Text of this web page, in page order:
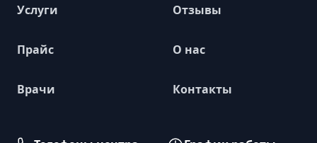
Услуги
Прайс
Врачи
Отзывы
О нас
Контакты